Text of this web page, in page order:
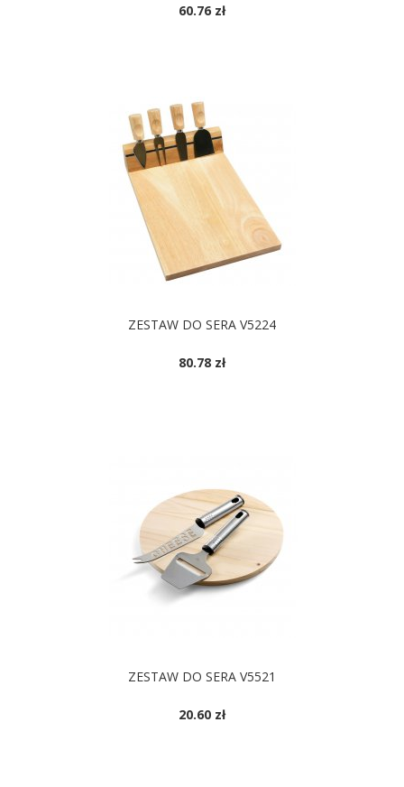
60.76 zł
ZESTAW DO SERA V5224
80.78 zł
ZESTAW DO SERA V5521
20.60 zł